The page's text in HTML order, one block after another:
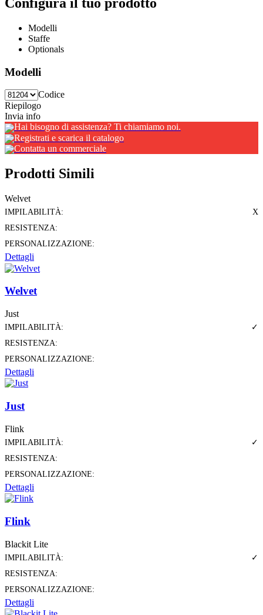
Modelli
Staffe
Optionals
Modelli
Codice
Riepilogo
Invia info
Hai bisogno di assistenza? Ti chiamiamo noi.
Registrati e scarica il catalogo
Contatta un commerciale
Prodotti Simili
Welvet
IMPILABILITÀ:
X
RESISTENZA:
PERSONALIZZAZIONE:
Dettagli
Welvet
Just
IMPILABILITÀ:
✓
RESISTENZA:
PERSONALIZZAZIONE:
Dettagli
Just
Flink
IMPILABILITÀ:
✓
RESISTENZA:
PERSONALIZZAZIONE:
Dettagli
Flink
Blackit Lite
IMPILABILITÀ:
✓
RESISTENZA:
PERSONALIZZAZIONE:
Dettagli